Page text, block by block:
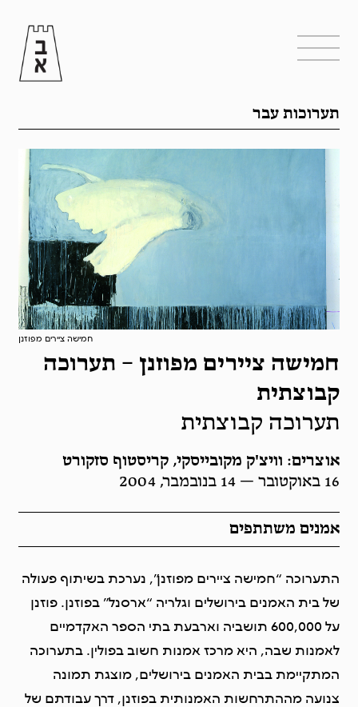
תערוכות עבר
חמישה ציירים מפוזנן
חמישה ציירים מפוזנן – תערוכה
קבוצתית
תערוכה קבוצתית
אוצרים: וויצ'ק מקובייסקי, קריסטוף סזקורט
16 באוקטובר — 14 בנובמבר, 2004
התערוכה “חמישה ציירים מפוזנן”, נערכת בשיתוף פעולה
של בית האמנים בירושלים וגלריה “ארסנל” בפוזנן. פוזנן
על 600,000 תושביה וארבעת בתי הספר האקדמיים
לאמנות שבה, היא מרכז אמנות חשוב בפולין. בתערוכה
המתקיימת בבית האמנים בירושלים, מוצגת תמונה
צנועה מההתרחשות האמנותית בפוזנן, דרך עבודתם של
אמנים משתתפים